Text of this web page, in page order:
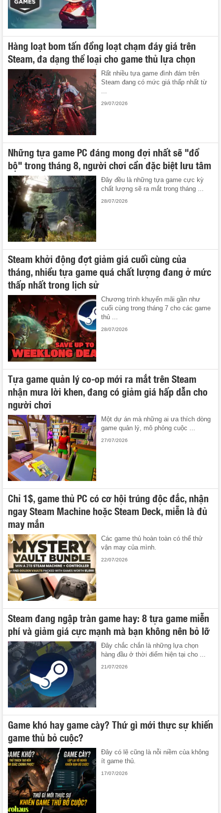
Hàng loạt bom tấn đồng loạt chạm đáy giá trên
Steam, đa dạng thể loại cho game thủ lựa chọn
Rất nhiều tựa game đình đám trên
Steam đang có mức giá thấp nhất từ
29/07/2026
Những tựa game PC đáng mong đợi nhất sẽ "đổ
bộ" trong tháng 8, người chơi cần đặc biệt lưu tâm
Đây đều là những tựa game cực kỳ
chất lượng sẽ ra mắt trong tháng ...
28/07/2026
Steam khởi động đợt giảm giá cuối cùng của
tháng, nhiều tựa game quá chất lượng đang ở mức
thấp nhất trong lịch sử
Chương trình khuyến mãi gần như
cuối cùng trong tháng 7 cho các game
thủ ...
28/07/2026
Tựa game quản lý co-op mới ra mắt trên Steam
nhận mưa lời khen, đang có giảm giá hấp dẫn cho
người chơi
Một dự án mà những ai ưa thích dòng
game quản lý, mô phỏng cuộc ...
27/07/2026
Chỉ 1$, game thủ PC có cơ hội trúng độc đắc, nhận
ngay Steam Machine hoặc Steam Deck, miễn là đủ
may mắn
Các game thủ hoàn toàn có thể thử
vận may của mình.
22/07/2026
Steam đang ngập tràn game hay: 8 tựa game miễn
phí và giảm giá cực mạnh mà bạn không nên bỏ lỡ
Đây chắc chắn là những lựa chọn
hàng đầu ở thời điểm hiện tại cho ...
21/07/2026
Game khó hay game cày? Thứ gì mới thực sự khiến
game thủ bỏ cuộc?
Đây có lẽ cũng là nỗi niềm của không
ít game thủ.
17/07/2026